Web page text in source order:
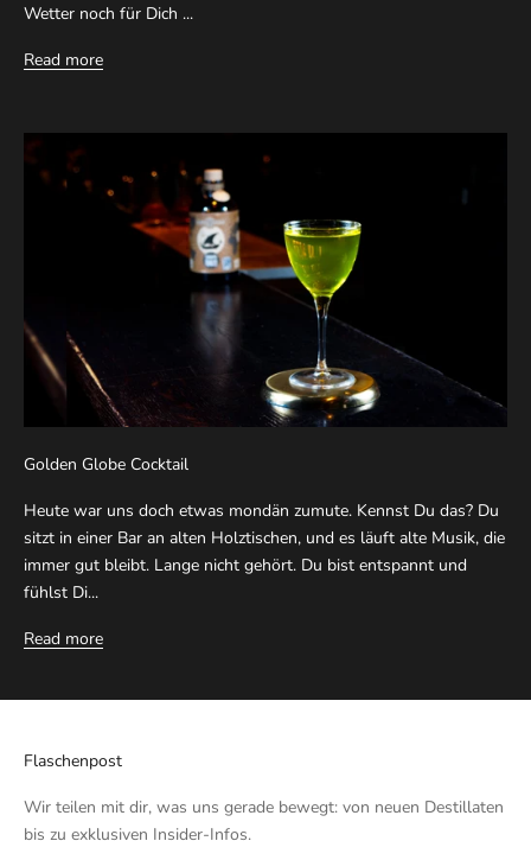
Wetter noch für Dich ...
Read more
Golden Globe Cocktail
Heute war uns doch etwas mondän zumute. Kennst Du das? Du
sitzt in einer Bar an alten Holztischen, und es läuft alte Musik, die
immer gut bleibt. Lange nicht gehört. Du bist entspannt und
fühlst Di...
Read more
Flaschenpost
Wir teilen mit dir, was uns gerade bewegt: von neuen Destillaten
bis zu exklusiven Insider-Infos.